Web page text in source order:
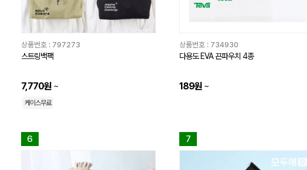
상품번호 : 797273
스트링백팩
7,770원 ~
케이스무료
상품번호 : 734930
다용도 EVA 끈파우치 4종
189원 ~
6 7